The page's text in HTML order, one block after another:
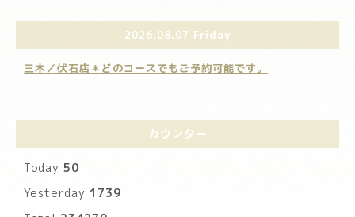
2026.08.07 Friday
三木／伏石店＊どのコースでもご予約可能です。
カウンター
Today 50
Yesterday 1739